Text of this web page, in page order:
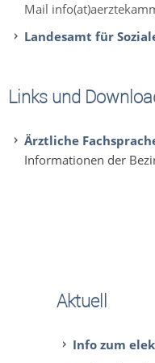
Mail
Landesamt für
Links und
Ärztliche
Informationen der
Aktuell
Info zum